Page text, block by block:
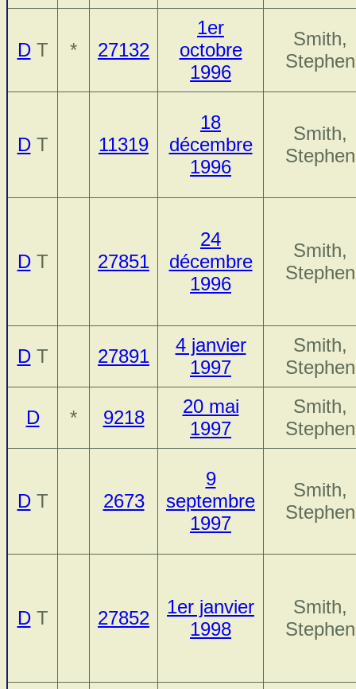
DT * 27132
1er
octobre
1996
Smith,
Stephen
DT 11319
18
décembre
1996
Smith,
Stephen
DT 27851
24
décembre
1996
Smith,
Stephen
DT 27891
4 janvier
1997
Smith,
Stephen
D * 9218
20 mai
1997
Smith,
Stephen
DT 2673
9
septembre
1997
Smith,
Stephen
DT 27852
1er janvier
1998
Smith,
Stephen